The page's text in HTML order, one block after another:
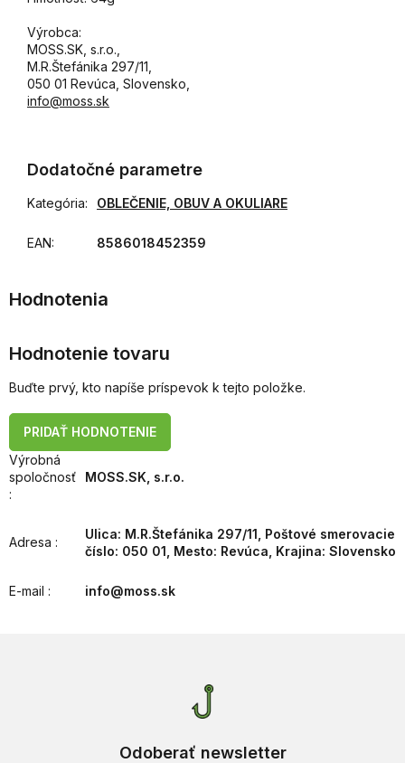
Výrobca:
MOSS.SK, s.r.o.,
M.R.Štefánika 297/11,
050 01 Revúca, Slovensko,
info@moss.sk
Dodatočné parametre
Kategória: OBLEČENIE, OBUV A OKULIARE
EAN: 8586018452359
Hodnotenie tovaru
Buďte prvý, kto napíše príspevok k tejto položke.
PRIDAŤ HODNOTENIE
Výrobná
spoločnosť
:
MOSS.SK, s.r.o.
Adresa :
Ulica: M.R.Štefánika 297/11, Poštové smerovacie
číslo: 050 01, Mesto: Revúca, Krajina: Slovensko
E-mail : info@moss.sk
Odoberať newsletter